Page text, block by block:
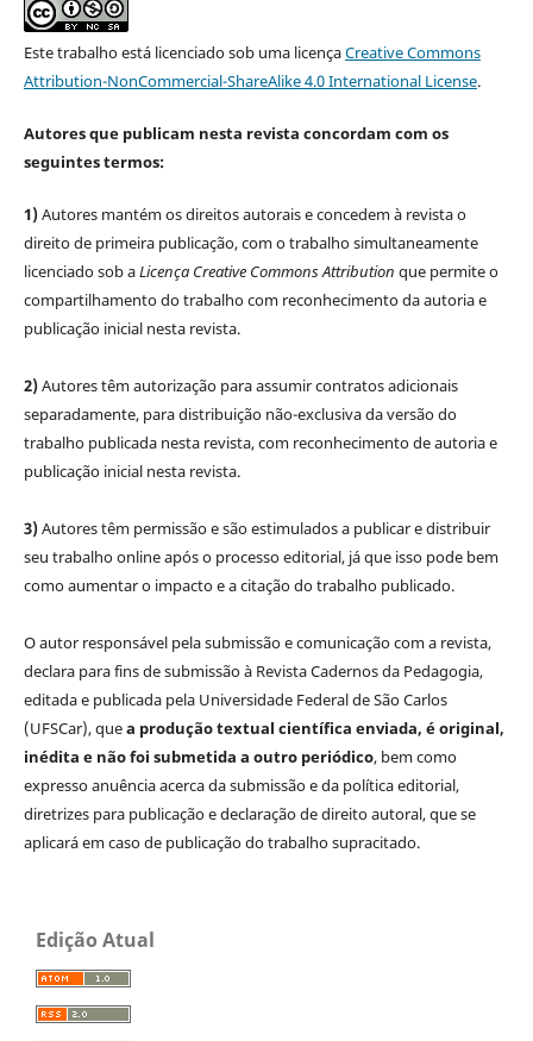
Este trabalho está licenciado sob uma licençaCreative Commons
Attribution-NonCommercial-ShareAlike 4.0 International License.
Autores que publicam nesta revista concordam com os
seguintes termos:
1)Autores mantém os direitos autorais e concedem à revista o
direito de primeira publicação, com o trabalho simultaneamente
licenciado sob aLicença Creative Commons Attribution que permite o
compartilhamento do trabalho com reconhecimento da autoria e
publicação inicial nesta revista.
2)Autores têm autorização para assumir contratos adicionais
separadamente, para distribuição não-exclusiva da versão do
trabalho publicada nesta revista, com reconhecimento de autoria e
publicação inicial nesta revista.
3)Autores têm permissão e são estimulados a publicar e distribuir
seu trabalho online após o processo editorial, já que isso pode bem
como aumentar o impacto e a citação do trabalho publicado.
O autor responsável pela submissão e comunicação com a revista,
declara para fins de submissão à Revista Cadernos da Pedagogia,
editada e publicada pela Universidade Federal de São Carlos
(UFSCar), quea produção textual científica enviada, é original,
inédita e não foi submetida a outro periódico, bem como
expresso anuência acerca da submissão e da política editorial,
diretrizes para publicação e declaração de direito autoral, que se
aplicará em caso de publicação do trabalho supracitado.
Edição Atual